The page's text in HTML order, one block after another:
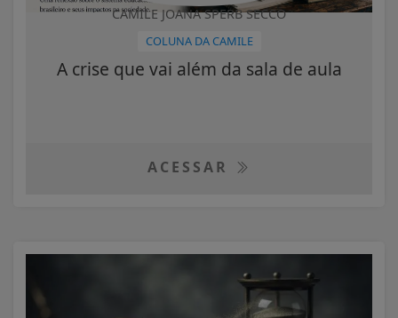
CAMILE JOANA SPERB SECCO
COLUNA DA CAMILE
A crise que vai além da sala de aula
ACESSAR